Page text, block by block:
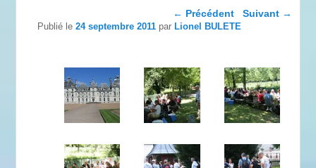
Navigation dans les
← Précédent Suivant →
Publié le24 septembre 2011 parLionel BULETE